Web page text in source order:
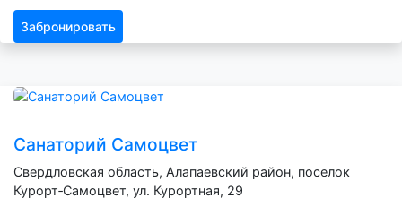
Забронировать
Санаторий Самоцвет
Свердловская область, Алапаевский район, поселок
Курорт‑Самоцвет, ул. Курортная, 29